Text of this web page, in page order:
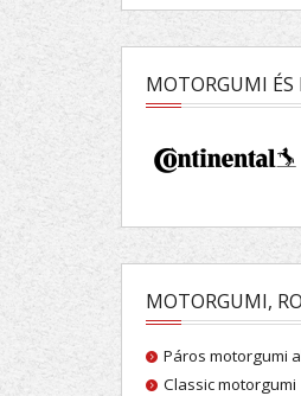
MOTORGUMI
MOTORGUMI,
Páros motorgumi
Classic motorgumi